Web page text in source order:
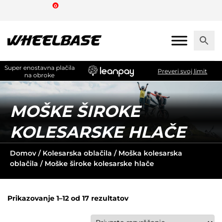
content
0
Super enostavna plačila
na obroke
Preveri svoj limit
MOŠKE ŠIROKE
KOLESARSKE HLAČE
Domov / Kolesarska oblačila / Moška kolesarska
oblačila / Moške široke kolesarske hlače
Prikazovanje 1–12 od 17 rezultatov